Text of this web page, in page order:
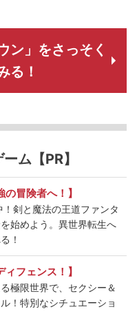
ン」をさっそく
る！
ム【PR】
の冒険者へ！】
剣と魔法の王道ファンタ
始めよう。異世界転生へ
！
ィフェンス！】
極限世界で、セクシー＆
！特別なシチュエーショ